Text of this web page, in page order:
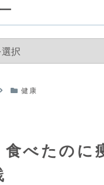
健康
食べたの